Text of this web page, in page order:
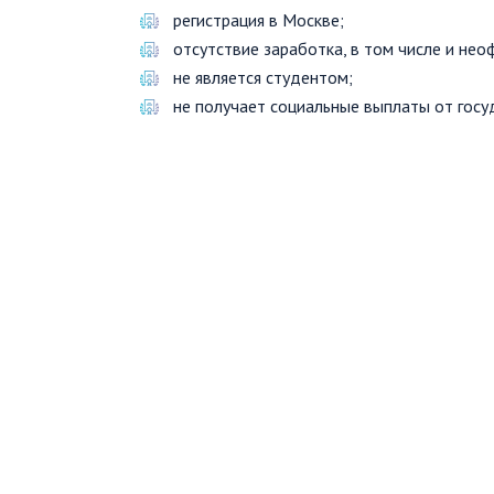
регистрация в Москве;
отсутствие заработка, в том числе и
не является студентом;
не получает социальные выплаты от